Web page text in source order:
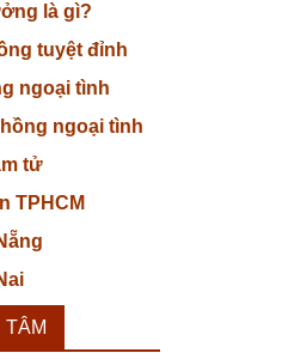
là gì?
tuyệt đỉnh
ngoại tình
ngoại tình
tử
TPHCM
TÂM